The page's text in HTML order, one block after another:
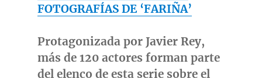
FOTOGRAFÍAS DE ‘FARIÑA’
Protagonizada por Javier Rey,
más de 120 actores forman parte
del elenco de esta serie sobre el